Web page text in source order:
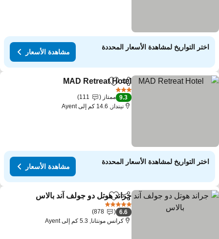
اختر التواريخ لمشاهدة الأسعار المحددة
مشاهدة الأسعار
مشاركةAdd to favorites
MAD Retreat Hotel
9.3 ممتاز
111
نينداز, 14.6 كم إلى Ayent
اختر التواريخ لمشاهدة الأسعار المحددة
مشاهدة الأسعار
مشاركةAdd to favorites
جراند هوتل دو جولف آند بالاس
6.6
878
كرانس مونتانا, 5.3 كم إلى Ayent